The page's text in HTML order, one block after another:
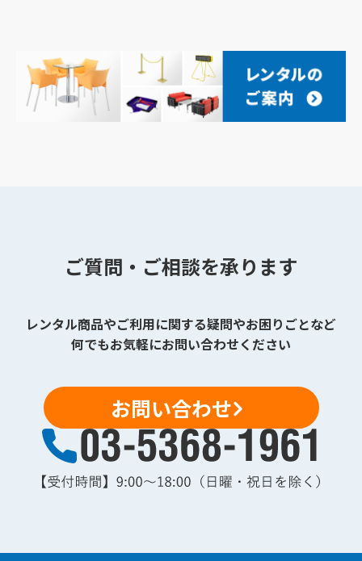
ご質問・ご相談を承ります
レンタル商品やご利用に関する疑問やお困りごとなど
何でもお気軽にお問い合わせください
お問い合わせ